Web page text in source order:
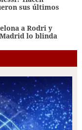
sus últimos
a Rodri y
Madrid lo blinda